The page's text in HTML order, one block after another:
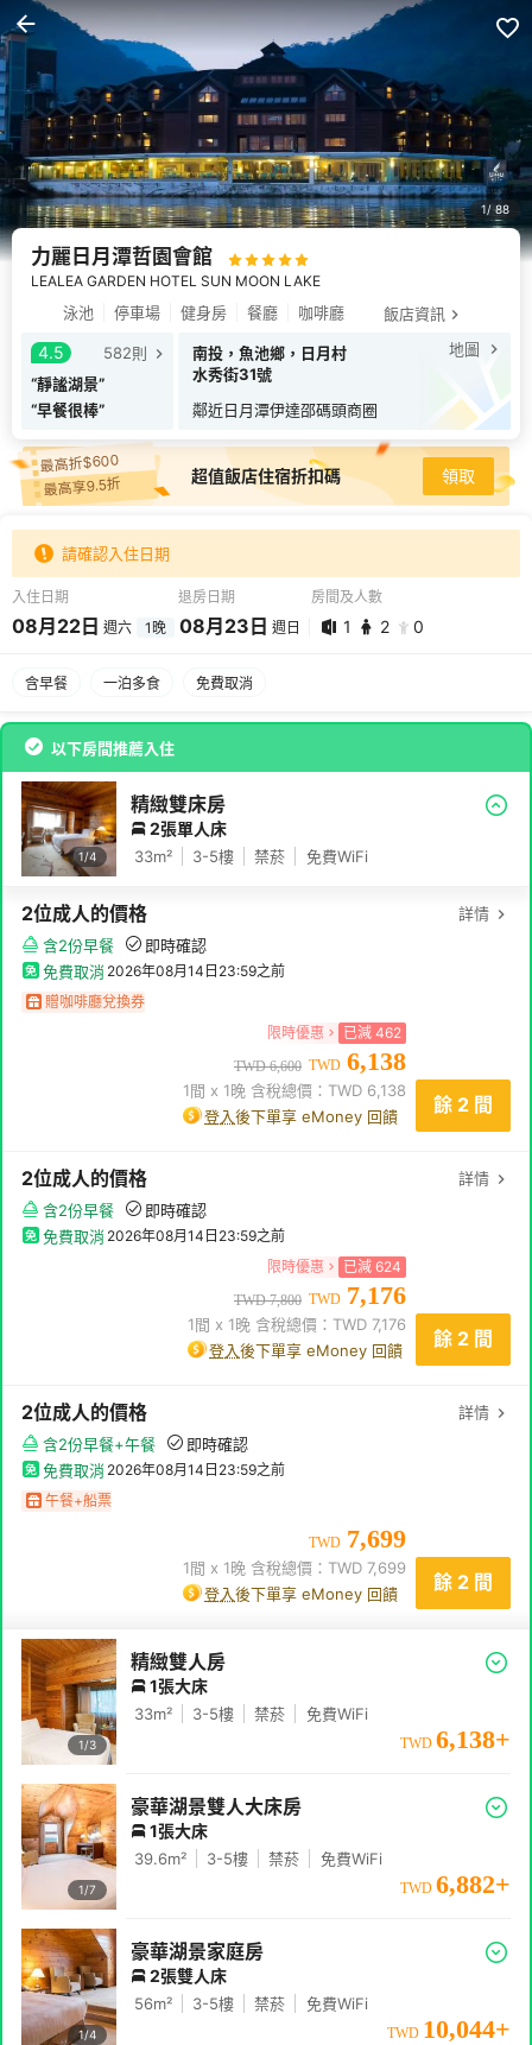
1 88
力麗日月潭哲園會館
LEALEA GARDEN HOTEL SUN MOON LAKE
泳池 停車場 健身房 餐廳 咖啡廳 飯店資訊
4.5 582則
“靜謐湖景”
“早餐很棒”
南投，魚池鄉，日月村
水秀街31號
地圖
鄰近日月潭伊達邵碼頭商圈
最高折$600
最高享9.5折 超值飯店住宿折扣碼 領取
請確認入住日期
入住日期 退房日期 房間及人數
08月 22 日 週六 1 晚 08月 23 日 週日 1 2 0
20
含早餐 一泊多食 免費取消
以下房間推薦入住
1/4
精緻雙床房
2張單人床
33m² 3-5樓 禁菸 免費WiFi
2位成人的價格
詳情
含2份早餐
即時確認
免費取消 2026年08月14日23:59之前
贈咖啡廳兌換券
限時優惠
已減 462
TWD 6,600 TWD 6,138
1間 x 1晚 含稅總價：TWD 6,138
登入後下單享 eMoney 回饋 餘 2 間
2位成人的價格
詳情
含2份早餐
即時確認
免費取消 2026年08月14日23:59之前
限時優惠
已減 624
TWD 7,800 TWD 7,176
1間 x 1晚 含稅總價：TWD 7,176
登入後下單享 eMoney 回饋 餘 2 間
2位成人的價格
詳情
含2份早餐+午餐
即時確認
免費取消 2026年08月14日23:59之前
午餐+船票
TWD 7,699
1間 x 1晚 含稅總價：TWD 7,699
登入後下單享 eMoney 回饋 餘 2 間
1/3
精緻雙人房
1張大床
33m² 3-5樓 禁菸 免費WiFi
TWD 6,138+
1/7
豪華湖景雙人大床房
1張大床
39.6m² 3-5樓 禁菸 免費WiFi
TWD 6,882+
1/4
豪華湖景家庭房
2張雙人床
56m² 3-5樓 禁菸 免費WiFi
TWD 10,044+